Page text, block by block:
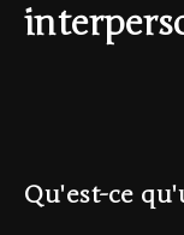
Qu'est-ce